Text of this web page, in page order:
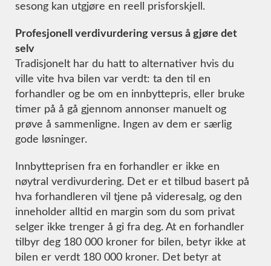
sesong kan utgjøre en reell prisforskjell.
Profesjonell verdivurdering versus å gjøre det
selv
Tradisjonelt har du hatt to alternativer hvis du
ville vite hva bilen var verdt: ta den til en
forhandler og be om en innbyttepris, eller bruke
timer på å gå gjennom annonser manuelt og
prøve å sammenligne. Ingen av dem er særlig
gode løsninger.
Innbytteprisen fra en forhandler er ikke en
nøytral verdivurdering. Det er et tilbud basert på
hva forhandleren vil tjene på videresalg, og den
inneholder alltid en margin som du som privat
selger ikke trenger å gi fra deg. At en forhandler
tilbyr deg 180 000 kroner for bilen, betyr ikke at
bilen er verdt 180 000 kroner. Det betyr at